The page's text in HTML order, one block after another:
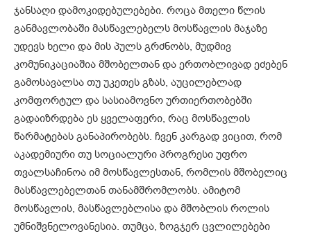
ჯანსაღი დამოკიდებულებები. როცა მთელი წლის
განმავლობაში მასწავლებელს მოსწავლის მაჯაზე
უდევს ხელი და მის პულს გრძნობს, მუდმივ
კომუნიკაციაშია მშობელთან და ერთობლივად ეძებენ
გამოსავალსა თუ უკეთეს გზას, აუცილებლად
კომფორტულ და სასიამოვნო ურთიერთობებში
გადაიზრდება ეს ყველაფერი, რაც მოსწავლის
წარმატებას განაპირობებს. ჩვენ კარგად ვიცით, რომ
აკადემიური თუ სოციალური პროგრესი უფრო
თვალსაჩინოა იმ მოსწავლესთან, რომლის მშობელიც
მასწავლებელთან თანამშრომლობს. ამიტომ
მოსწავლის, მასწავლებლისა და მშობლის როლის
უმნიშვნელოვანესია. თუმცა, ზოგჯერ ცვლილებები